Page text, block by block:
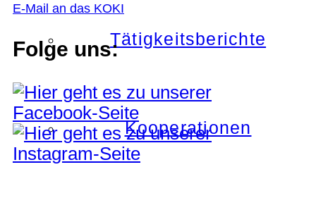
Tätigkeitsberichte
Kooperationen
E-Mail an das KOKI
Folge uns: